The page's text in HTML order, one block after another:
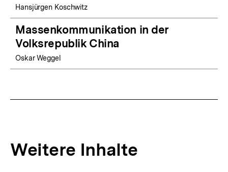
Hansjürgen Koschwitz
Massenkommunikation in der
Volksrepublik China
Oskar Weggel
Weitere Inhalte